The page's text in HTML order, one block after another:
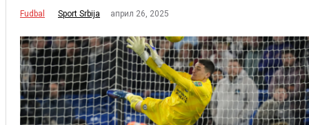
Fudbal Sport Srbija април 26, 2025